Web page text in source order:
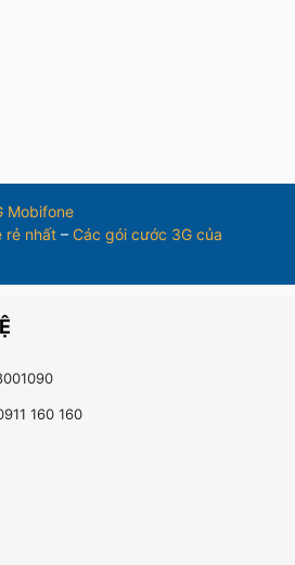
Mobifone
rẻ nhất – Các gói cước 3G của
160 160